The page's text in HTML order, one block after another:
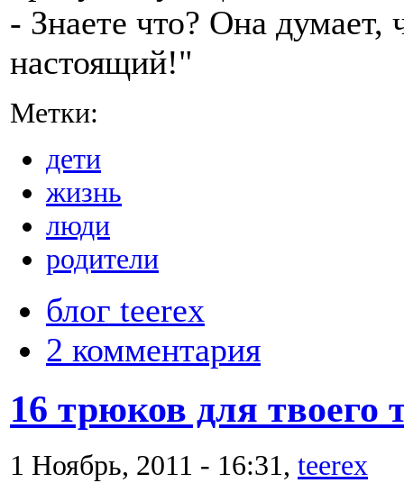
- Знаете что? Она думает,
настоящий!"
Метки:
дети
жизнь
люди
родители
блог teerex
2 комментария
16 трюков для твоего
1 Ноябрь, 2011 - 16:31, teerex